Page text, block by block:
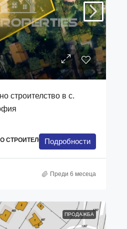
строителство в с.
СТРОИТЕЛСТВОПодробности
Преди 6 месеца
ПРОДАЖБА